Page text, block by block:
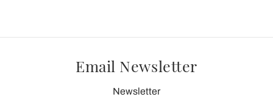
Email Newsletter
Newsletter